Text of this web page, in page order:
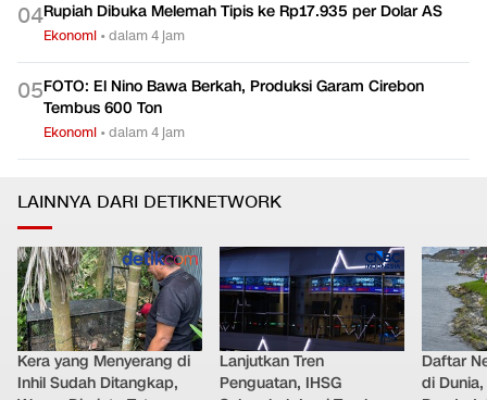
04Rupiah Dibuka Melemah Tipis ke Rp17.935 per Dolar AS
Ekonomi •dalam 4 jam
05FOTO: El Nino Bawa Berkah, Produksi Garam Cirebon
Tembus 600 Ton
Ekonomi •dalam 4 jam
LAINNYA DARI DETIKNETWORK
Kera yang Menyerang di
Inhil Sudah Ditangkap,
Lanjutkan Tren
Penguatan, IHSG
Daftar
di